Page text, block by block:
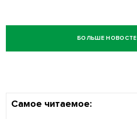
БОЛЬШЕ
Самое читаемое: